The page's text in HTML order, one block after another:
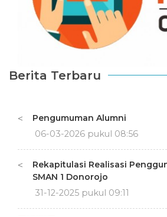
Berita Terbaru
<
Pengumuman Alumni
06-03-2026 pukul 08:56
<
Rekapitulasi Realisasi
SMAN 1 Donorojo
31-12-2025 pukul 09:11